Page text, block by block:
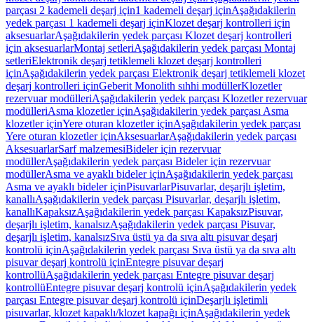
parçası 2 kademeli deşarj için1 kademeli deşarj içinAşağıdakilerin
yedek parçası 1 kademeli deşarj içinKlozet deşarj kontrolleri için
aksesuarlarAşağıdakilerin yedek parçası Klozet deşarj kontrolleri
için aksesuarlarMontaj setleriAşağıdakilerin yedek parçası Montaj
setleriElektronik deşarj tetiklemeli klozet deşarj kontrolleri
içinAşağıdakilerin yedek parçası Elektronik deşarj tetiklemeli klozet
deşarj kontrolleri içinGeberit Monolith sıhhi modüllerKlozetler
rezervuar modülleriAşağıdakilerin yedek parçası Klozetler rezervuar
modülleriAsma klozetler içinAşağıdakilerin yedek parçası Asma
klozetler içinYere oturan klozetler içinAşağıdakilerin yedek parçası
Yere oturan klozetler içinAksesuarlarAşağıdakilerin yedek parçası
AksesuarlarSarf malzemesiBideler için rezervuar
modüllerAşağıdakilerin yedek parçası Bideler için rezervuar
modüllerAsma ve ayaklı bideler içinAşağıdakilerin yedek parçası
Asma ve ayaklı bideler içinPisuvarlarPisuvarlar, deşarjlı işletim,
kanallıAşağıdakilerin yedek parçası Pisuvarlar, deşarjlı işletim,
kanallıKapaksızAşağıdakilerin yedek parçası KapaksızPisuvar,
deşarjlı işletim, kanalsızAşağıdakilerin yedek parçası Pisuvar,
deşarjlı işletim, kanalsızSıva üstü ya da sıva altı pisuvar deşarj
kontrolü içinAşağıdakilerin yedek parçası Sıva üstü ya da sıva altı
pisuvar deşarj kontrolü içinEntegre pisuvar deşarj
kontrollüAşağıdakilerin yedek parçası Entegre pisuvar deşarj
kontrollüEntegre pisuvar deşarj kontrolü içinAşağıdakilerin yedek
parçası Entegre pisuvar deşarj kontrolü içinDeşarjlı işletimli
pisuvarlar, klozet kapaklı/klozet kapağı içinAşağıdakilerin yedek